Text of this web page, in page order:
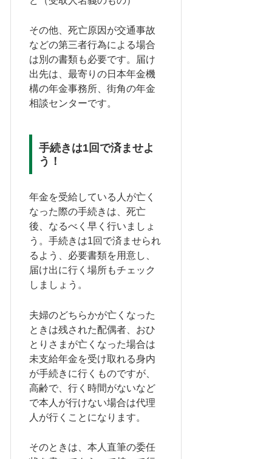
その他、死亡原因が交通事故
などの第三者行為による場合
は別の書類も必要です。届け
出先は、最寄りの日本年金機
構の年金事務所、街角の年金
相談センターです。
手続きは1回で済ませよ
う！
年金を受給している人が亡く
なった際の手続きは、死亡
後、なるべく早く行いましょ
う。手続きは1回で済ませられ
るよう、必要書類を用意し、
届け出に行く場所もチェック
しましょう。
夫婦のどちらかが亡くなった
ときは残された配偶者、おひ
とりさまが亡くなった場合は
未支給年金を受け取れる身内
が手続きに行くものですが、
高齢で、行く時間がないなど
で本人が行けない場合は代理
人が行くことになります。
そのときは、本人直筆の委任